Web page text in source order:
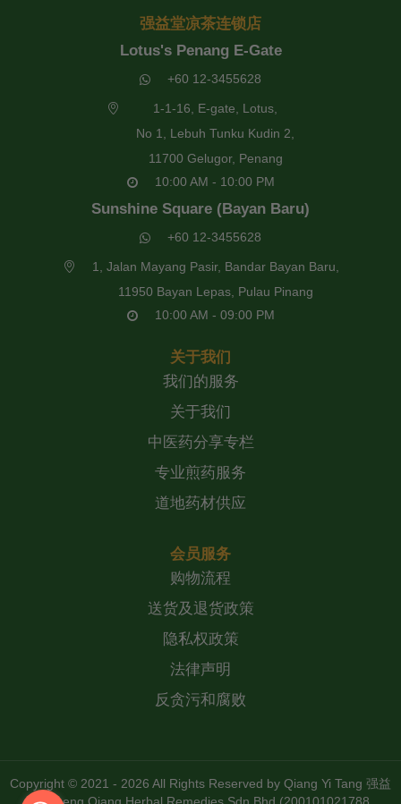
强益堂凉茶连锁店
Lotus's Penang E-Gate
+60 12-3455628
1-1-16, E-gate, Lotus,
No 1, Lebuh Tunku Kudin 2,
11700 Gelugor, Penang
10:00 AM - 10:00 PM
Sunshine Square (Bayan Baru)
+60 12-3455628
1, Jalan Mayang Pasir, Bandar Bayan Baru,
11950 Bayan Lepas, Pulau Pinang
10:00 AM - 09:00 PM
关于我们
我们的服务
关于我们
中医药分享专栏
专业煎药服务
道地药材供应
会员服务
购物流程
送货及退货政策
隐私权政策
法律声明
反贪污和腐败
Copyright © 2021 - 2026 All Rights Reserved by Qiang Yi Tang 强益